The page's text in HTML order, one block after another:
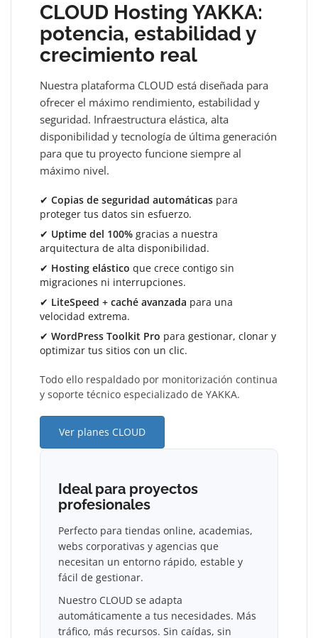
CLOUD Hosting YAKKA:
potencia, estabilidad y
crecimiento real
Nuestra plataforma CLOUD está diseñada para
ofrecer el máximo rendimiento, estabilidad y
seguridad. Infraestructura elástica, alta
disponibilidad y tecnología de última generación
para que tu proyecto funcione siempre al
máximo nivel.
✔ Copias de seguridad automáticas para
proteger tus datos sin esfuerzo.
✔ Uptime del 100% gracias a nuestra
arquitectura de alta disponibilidad.
✔ Hosting elástico que crece contigo sin
migraciones ni interrupciones.
✔ LiteSpeed + caché avanzada para una
velocidad extrema.
✔ WordPress Toolkit Pro para gestionar, clonar y
optimizar tus sitios con un clic.
Todo ello respaldado por monitorización continua
y soporte técnico especializado de YAKKA.
Ver planes CLOUD
Ideal para proyectos
profesionales
Perfecto para tiendas online, academias,
webs corporativas y agencias que
necesitan un entorno rápido, estable y
fácil de gestionar.
Nuestro CLOUD se adapta
automáticamente a tus necesidades. Más
tráfico, más recursos. Sin caídas, sin